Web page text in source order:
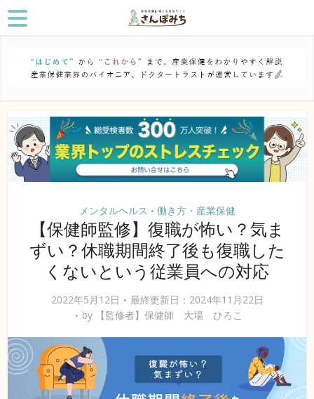
メンタルヘルス • 働き方・産業保健
【保健師監修】復職が怖い？気ま
ずい？休職期間終了後も復職した
くないという従業員への対応
2022年5月12日
最終更新日：2024年11月22日
by
【監修者】保健師 大場 ひろこ